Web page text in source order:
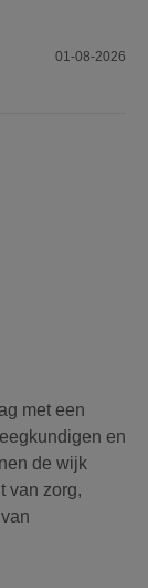
01-08-2026
met een
en
de wijk
van zorg,